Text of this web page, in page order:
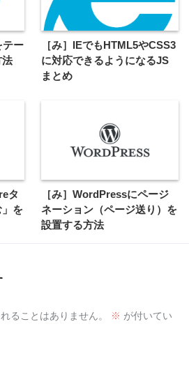
テー
法
［み］IEでもHTML5やCSS3
に対応できるようになるJS
まとめ
タ
」を
［み］WordPressにページ
ネーション（ページ送り）を
設置する方法
ることはありません。 ※ が付いてい